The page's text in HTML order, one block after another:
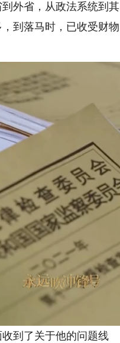
外省，从政法系统到其
到落马时，已收受财物
到了关于他的问题线